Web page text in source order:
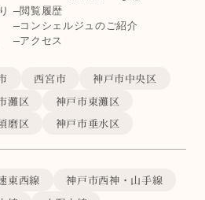
閲覧履歴
コンシェルジュのご紹介
アクセス
西宮市
神戸市中央区
灘区
神戸市東灘区
磨区 神戸市垂水区
東西線
神戸市西神・山手線